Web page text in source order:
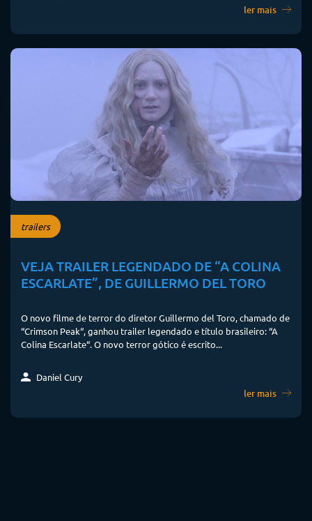
ler mais
trailers
VEJA TRAILER LEGENDADO DE “A COLINA
ESCARLATE”, DE GUILLERMO DEL TORO
O novo filme de terror do diretor Guillermo del Toro, chamado de
“Crimson Peak“, ganhou trailer legendado e título brasileiro: “A
Colina Escarlate“. O novo terror gótico é escrito...
Daniel Cury
ler mais